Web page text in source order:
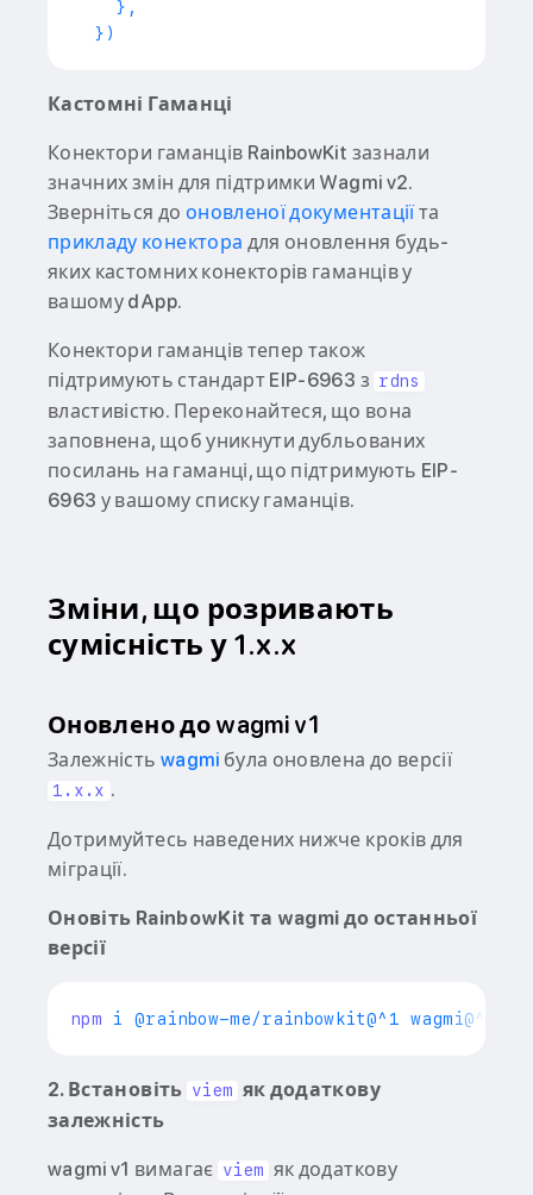
   },
})
Кастомні Гаманці
Конектори гаманців RainbowKit зазнали
значних змін для підтримки Wagmi v2.
Зверніться до оновленої документаціїта
прикладу конектора для оновлення будь-
яких кастомних конекторів гаманців у
вашому dApp.
Конектори гаманців тепер також
підтримують стандарт EIP-6963 з rdns
властивістю. Переконайтеся, що вона
заповнена, щоб уникнути дубльованих
посилань на гаманці, що підтримують EIP-
6963 у вашому списку гаманців.
Зміни, що розривають
сумісність у 1.x.x
Оновлено до wagmi v1
Залежність wagmi була оновлена до версії
1.x.x .
Дотримуйтесь наведених нижче кроків для
міграції.
Оновіть RainbowKit та wagmi до останньої
версії
npm
2. Встановіть viem як додаткову
залежність
wagmi v1 вимагає viem як додаткову